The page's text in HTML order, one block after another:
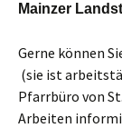
Mainzer
Gerne können
(sie ist
Pfarrbüro von
Arbeiten